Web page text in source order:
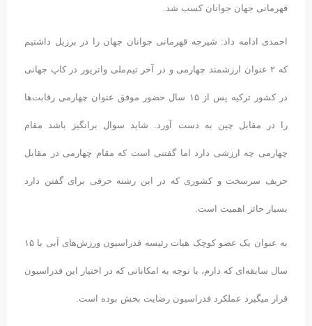
قهرمانی جهان جوانان کسب شد.
احمدی ادامه داد: شیرجه قهرمانی جوانان جهان را در برزیل داشتیم
که ۲ عنوان ارزشمند چهارمی و در آخر تیم‌ملی واترپور در کاپ جهانی
در کشور ترکیه پس از ۱۵ سال حضور موفق عنوان چهارمی رقابت‌ها
را در مقابل چین به دست آورد. شاید سوال برانگیز باشد مقام
چهارمی چه ارزشی دارد اما گفتنی است که مقام چهارمی در مقابل
حریف سرسخت و کشوری که در این رشته حرفی برای گفتن دارد
بسیار حائز اهمیت است.
به عنوان یک عضو کوچک هیات رئیسه فدراسیون ورزش‌های آبی با ۱۵
سال سابقه‌ای که دارم، با توجه به امکاناتی که در اختیار این فدراسیون
قرار میگیرد عملکرد فدراسیون رضایت بخش بوده است.